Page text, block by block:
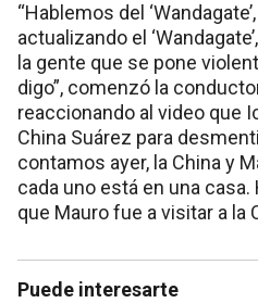
“Hablemos del
actualizando el
la gente que se pone
digo”, comenzó la
reaccionando al video que
China Suárez para
contamos ayer, la China y
cada uno está en una
que Mauro fue a visitar a la
Puede interesarte